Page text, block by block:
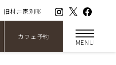
旧村井家別邸
カフェ予約
MENU